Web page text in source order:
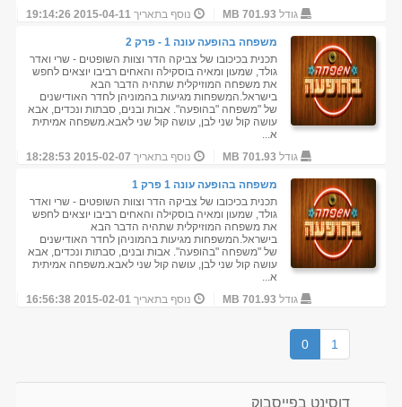
גודל 701.93 MB נוסף בתאריך2015-04-11 19:14:26
משפחה בהופעה עונה 1 - פרק 2
תכנית בכיכובו של צביקה הדר וצוות השופטים - שרי ואדר
גולד, שמעון ומאיה בוסקילה והאחים רביבו יוצאים לחפש
את משפחה המוזיקלית שתהיה הדבר הבא
בישראל.המשפחות מגיעות בהמוניהן לחדר האודישנים
של "משפחה "בהופעה". אבות ובנים, סבתות ונכדים, אבא
עושה קול שני לבן, עושה קול שני לאבא.משפחה אמיתית
א...
גודל 701.93 MB נוסף בתאריך 2015-02-07 18:28:53
משפחה בהופעה עונה 1 פרק 1
תכנית בכיכובו של צביקה הדר וצוות השופטים - שרי ואדר
גולד, שמעון ומאיה בוסקילה והאחים רביבו יוצאים לחפש
את משפחה המוזיקלית שתהיה הדבר הבא
בישראל.המשפחות מגיעות בהמוניהן לחדר האודישנים
של "משפחה "בהופעה". אבות ובנים, סבתות ונכדים, אבא
עושה קול שני לבן, עושה קול שני לאבא.משפחה אמיתית
א...
גודל 701.93 MB נוסף בתאריך2015-02-01 16:56:38
0 1
דוסינט בפייסבוק